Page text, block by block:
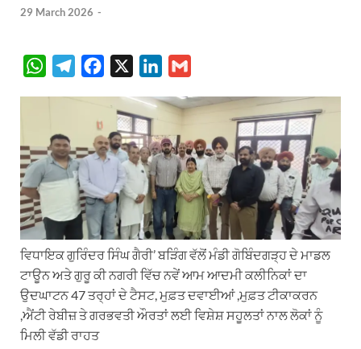
29 March 2026 -
W
s
A
p
g
r
a
m
e
b
o
n
k
e
n
a
l
ਵਿਧਾਇਕ ਗੁਰਿੰਦਰ ਸਿੰਘ ਗੈਰੀ’ ਬੜਿੰਗ ਵੱਲੋਂ ਮੰਡੀ ਗੋਬਿੰਦਗੜ੍ਹ ਦੇ ਮਾਡਲ
ਟਾਊਨ ਅਤੇ ਗੁਰੂ ਕੀ ਨਗਰੀ ਵਿੱਚ ਨਵੇਂ ਆਮ ਆਦਮੀ ਕਲੀਨਿਕਾਂ ਦਾ
ਉਦਘਾਟਨ 47 ਤਰ੍ਹਾਂ ਦੇ ਟੈਸਟ, ਮੁਫ਼ਤ ਦਵਾਈਆਂ ,ਮੁਫ਼ਤ ਟੀਕਾਕਰਨ
,ਐਂਟੀ ਰੇਬੀਜ਼ ਤੇ ਗਰਭਵਤੀ ਔਰਤਾਂ ਲਈ ਵਿਸ਼ੇਸ਼ ਸਹੂਲਤਾਂ ਨਾਲ ਲੋਕਾਂ ਨੂੰ
ਮਿਲੀ ਵੱਡੀ ਰਾਹਤ